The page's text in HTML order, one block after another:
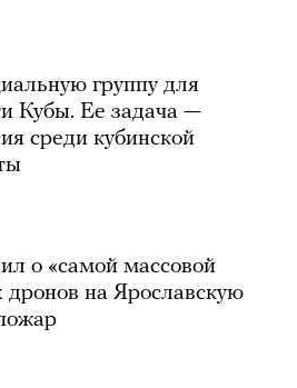
группу для
Кубы. Ее задача —
среди кубинской
о «самой массовой
дронов на Ярославскую